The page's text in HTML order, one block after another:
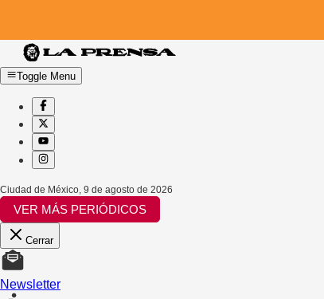
Toggle Menu
Ciudad de México 9 de agosto de 2026
VER MÁS PERIÓDICOS
Cerrar
Newsletter